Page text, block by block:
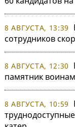
8 АВГУСТА, 13:39
сотрудников
8 АВГУСТА, 12:30
памятник
8 АВГУСТА, 10:59